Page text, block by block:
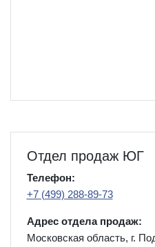
Отдел продаж ЮГ
Телефон:
+7 (499) 288-89-73
Адрес отдела продаж:
Московская область, г.